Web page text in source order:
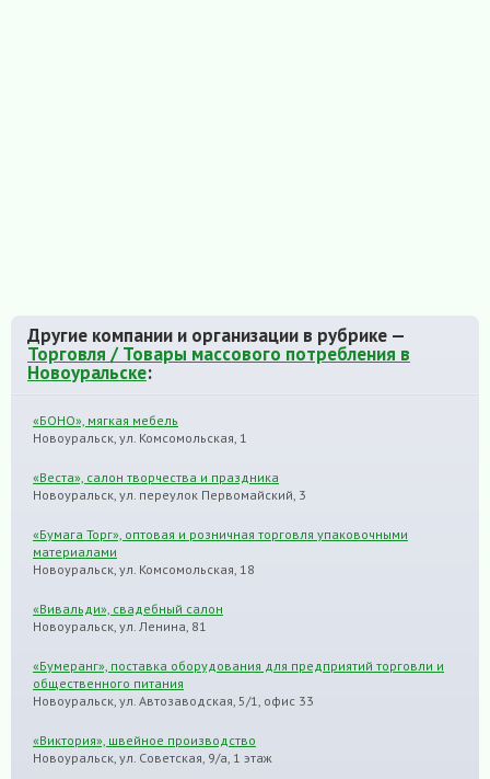
Другие компании и организации в рубрике —
Торговля / Товары массового потребления в
Новоуральске:
«БОНО», мягкая мебель
Новоуральск, ул. Комсомольская, 1
«Веста», салон творчества и праздника
Новоуральск, ул. переулок Первомайский, 3
«Бумага Торг», оптовая и розничная торговля упаковочными
материалами
Новоуральск, ул. Комсомольская, 18
«Вивальди», свадебный салон
Новоуральск, ул. Ленина, 81
«Бумеранг», поставка оборудования для предприятий торговли и
общественного питания
Новоуральск, ул. Автозаводская, 5/1, офис 33
«Виктория», швейное производство
Новоуральск, ул. Советская, 9/а, 1 этаж